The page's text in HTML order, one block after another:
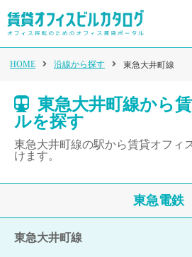
HOME 沿線から探す 東急大井町線
東急大井町線から
ルを探す
東急大井町線の駅から賃貸オフィ
けます。
東急電鉄
東急大井町線